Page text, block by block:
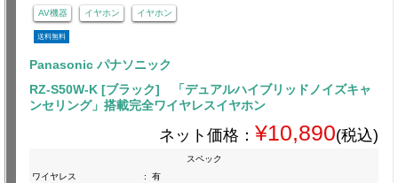
AV機器 イヤホン イヤホン
送料無料
Panasonic パナソニック
RZ-S50W-K [ブラック] 「デュアルハイブリッドノイズキャ
ンセリング」搭載完全ワイヤレスイヤホン
ネット価格： ¥10,890(税込)
スペック
ワイヤレス
:
有